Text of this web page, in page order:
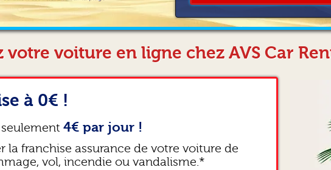
votre voiture en ligne chez AVS Car
à 0€ !
seulement4€ par jour !
la franchise assurance de votre voiture de
vol, incendie ou vandalisme.*